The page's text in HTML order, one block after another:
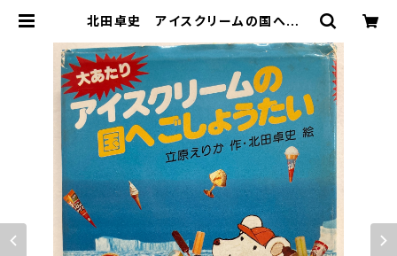
北田卓史 アイスクリームの国へごし
の1984年重版 旺文社 | トムズボッ